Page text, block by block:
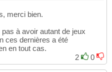
merci bien.
à avoir autant de jeux
ces dernières a été
en tout cas.
2
0